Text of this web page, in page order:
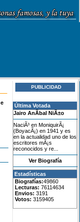
PUBLICIDAD
Última Votada
Jairo AnÃ­bal NiÃ±o
NaciÃ³ en MoniquirÃ¡
(BoyacÃ¡) en 1941 y es
en la actualidad uno de los
escritores mÃ¡s
reconocidos y re...
Ver Biografía
Estadísticas
Biografías:49860
Lecturas: 76114634
Envios: 3191
Votos: 3159405